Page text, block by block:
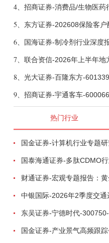
4、
5、
6、
7、
8、
9、
热门行业
国金证券-计算机行业专题
国金证券-产业景气高频跟